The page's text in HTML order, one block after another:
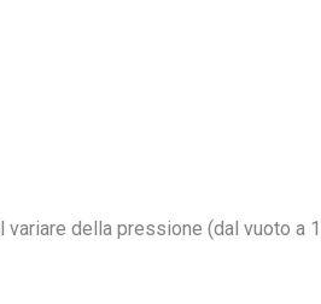
della pressione (dal vuoto a